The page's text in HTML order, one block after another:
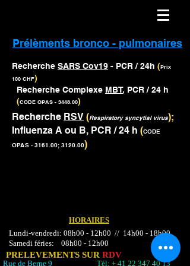
Prélèments bronco - pulmonaires
Recherche SARS Cov19 - PCR / 24h (Prix
100 CHF)
Recherche Complexe MBT, PCR / 24 h
(CODE OPAS - 3448.00)
Recherche RSV (Respiratory syncytial virus);
Influenza A ou B, PCR / 24 h (CODE
OPAS - 3161.00; 3120.00)
HORAIRES
Lundi-vendredi: 08h00 - 12h00 // 14h00 - 18h00
Samedi féries: 08h00 - 12h00
PRELEVEMENTS SUR RDV
Rue de Berne 9 Tél: + 41 22 347 4013